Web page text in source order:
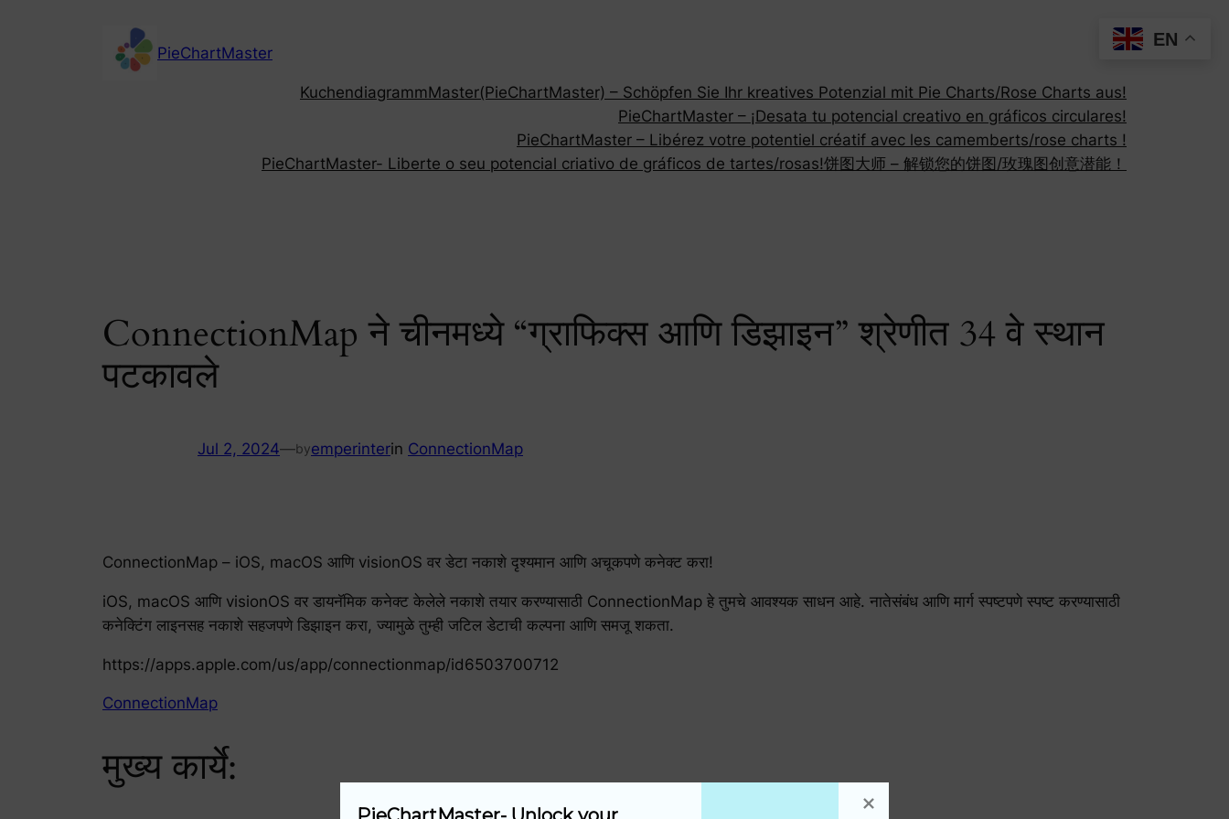
PieChartMaster
KuchendiagrammMaster(PieChartMaster) – Schöpfen Sie Ihr kreatives Potenzial mit Pie Charts/Rose Charts aus!
PieChartMaster – ¡Desata tu potencial creativo en gráficos circulares!
PieChartMaster – Libérez votre potentiel créatif avec les camemberts/rose charts !
PieChartMaster- Liberte o seu potencial criativo de gráficos de tartes/rosas!饼图大师 – 解锁您的饼图/玫瑰图创意潜能！
ConnectionMap ने चीनमध्ये “ग्राफिक्स आणि डिझाइन” श्रेणीत 34 वे स्थान
पटकावले
Jul 2, 2024—byemperinterin ConnectionMap
ConnectionMap – iOS, macOS आणि visionOS वर डेटा नकाशे दृश्यमान आणि अचूकपणे कनेक्ट करा!
iOS, macOS आणि visionOS वर डायनॅमिक कनेक्ट केलेले नकाशे तयार करण्यासाठी ConnectionMap हे तुमचे आवश्यक साधन आहे. नातेसंबंध आणि मार्ग स्पष्टपणे स्पष्ट करण्यासाठी
कनेक्टिंग लाइनसह नकाशे सहजपणे डिझाइन करा, ज्यामुळे तुम्ही जटिल डेटाची कल्पना आणि समजू शकता.
https://apps.apple.com/us/app/connectionmap/id6503700712
ConnectionMap
मुख्य कार्ये:
EN